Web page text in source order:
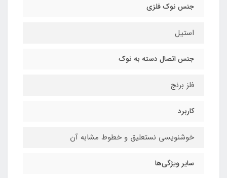
جنس نوک فلزی
استیل
جنس اتصال دسته به نوک
فلز برنج
کاربرد
خوشنویسی نستعلیق و خطوط مشابه آن
سایر ویژگی‌ها